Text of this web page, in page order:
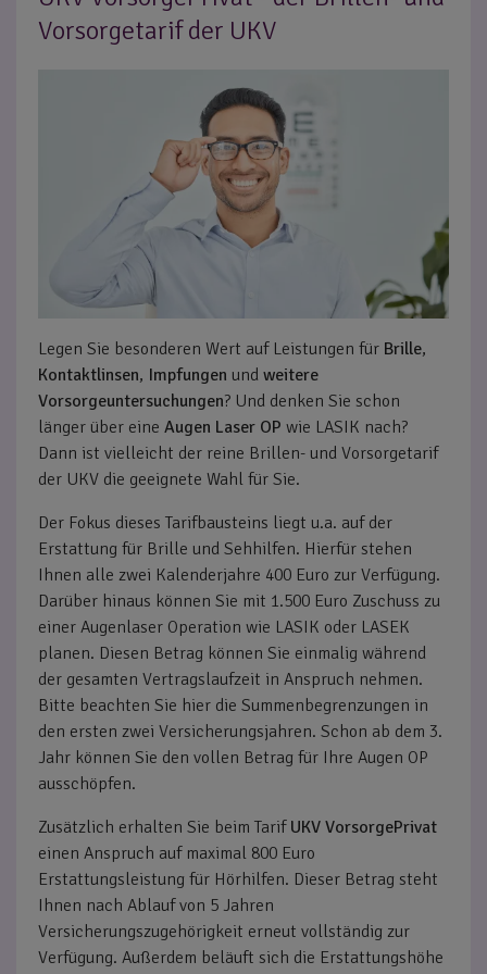
Vorsorgetarif der UKV
Legen Sie besonderen Wert auf Leistungen für Brille,
Kontaktlinsen, Impfungen und weitere
Vorsorgeuntersuchungen? Und denken Sie schon
länger über eine Augen Laser OP wie LASIK nach?
Dann ist vielleicht der reine Brillen- und Vorsorgetarif
der UKV die geeignete Wahl für Sie.
Der Fokus dieses Tarifbausteins liegt u.a. auf der
Erstattung für Brille und Sehhilfen. Hierfür stehen
Ihnen alle zwei Kalenderjahre 400 Euro zur Verfügung.
Darüber hinaus können Sie mit 1.500 Euro Zuschuss zu
einer Augenlaser Operation wie LASIK oder LASEK
planen. Diesen Betrag können Sie einmalig während
der gesamten Vertragslaufzeit in Anspruch nehmen.
Bitte beachten Sie hier die Summenbegrenzungen in
den ersten zwei Versicherungsjahren. Schon ab dem 3.
Jahr können Sie den vollen Betrag für Ihre Augen OP
ausschöpfen.
Zusätzlich erhalten Sie beim Tarif UKV VorsorgePrivat
einen Anspruch auf maximal 800 Euro
Erstattungsleistung für Hörhilfen. Dieser Betrag steht
Ihnen nach Ablauf von 5 Jahren
Versicherungszugehörigkeit erneut vollständig zur
Verfügung. Außerdem beläuft sich die Erstattungshöhe